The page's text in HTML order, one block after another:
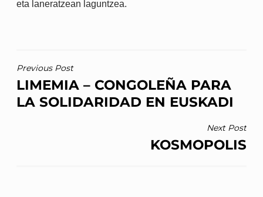
eta laneratzean laguntzea.
POST
NAVIGATION
Previous Post
LIMEMIA – CONGOLEÑA PARA
LA SOLIDARIDAD EN EUSKADI
Next Post
KOSMOPOLIS